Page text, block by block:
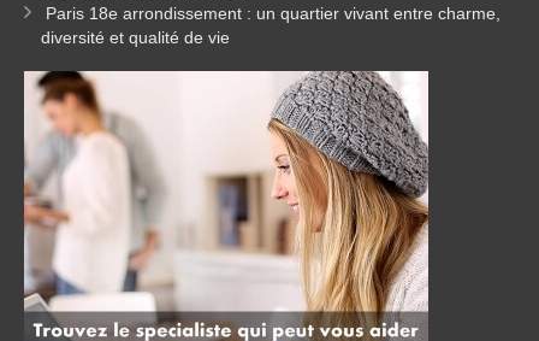
Paris 18e arrondissement : un quartier vivant entre charme,
diversité et qualité de vie